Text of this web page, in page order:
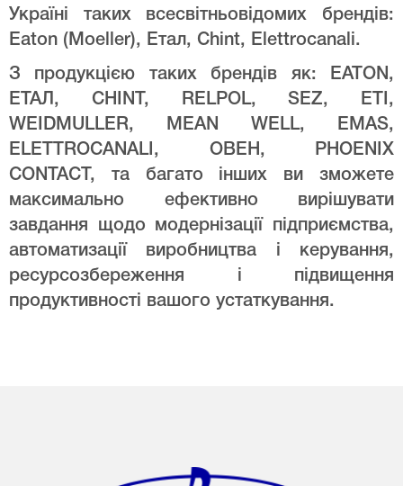
Україні таких всесвітньовідомих брендів:
Eaton (Moeller), Етал, Chint, Elettrocanali.
З продукцією таких брендів як: EATON,
ЕТАЛ, CHINT, RELPOL, SEZ, ETI,
WEIDMULLER, MEAN WELL, EMAS,
ELETTROCANALI, ОВЕН, PHOENIX
CONTACT, та багато інших ви зможете
максимально ефективно вирішувати
завдання щодо модернізації підприємства,
автоматизації виробництва і керування,
ресурсозбереження і підвищення
продуктивності вашого устаткування.